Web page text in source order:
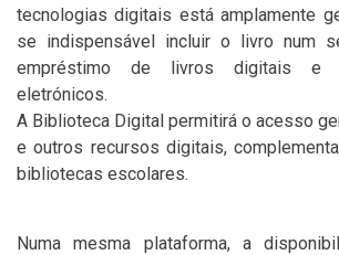
tecnologias digitais está amplamente
se indispensável incluir o livro num
empréstimo de livros digitais e
eletrónicos.
A Biblioteca Digital permitirá o acesso
e outros recursos digitais,
bibliotecas escolares.
Numa mesma plataforma, a